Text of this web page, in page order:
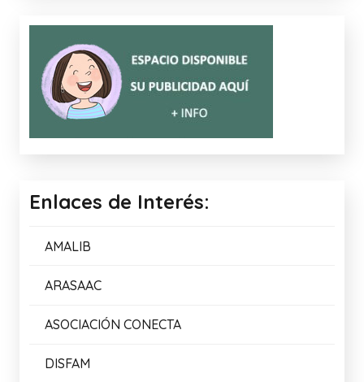
Enlaces de Interés:
AMALIB
ARASAAC
ASOCIACIÓN CONECTA
DISFAM